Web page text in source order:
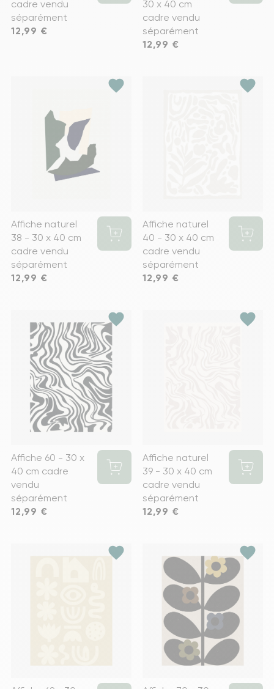
cadre vendu
séparément
Prix
12,99 €
30 x 40 cm
cadre vendu
séparément
Prix
12,99 €
favorite
Affiche naturel
38 - 30 x 40 cm
cadre vendu
séparément
Prix
12,99 €
favorite
Affiche naturel
40 - 30 x 40 cm
cadre vendu
séparément
Prix
12,99 €
favorite
Affiche 60 - 30 x
40 cm cadre
vendu
séparément
Prix
12,99 €
favorite
Affiche naturel
39 - 30 x 40 cm
cadre vendu
séparément
Prix
12,99 €
favorite favorite